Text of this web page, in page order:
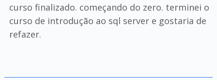
curso finalizado. começando do zero. terminei o
curso de introdução ao sql server e gostaria de
refazer.